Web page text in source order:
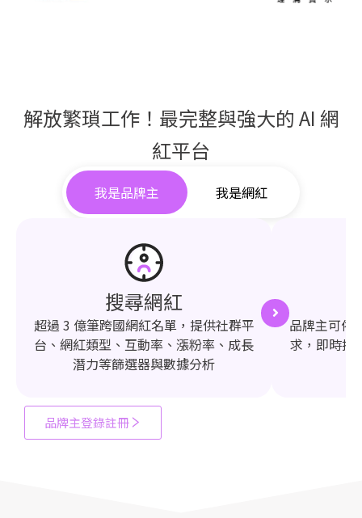
解放繁瑣工作！最完整與強大的 AI 網
紅平台
我是品牌主 我是網紅
搜尋網紅
超過 3 億筆跨國網紅名單，提供社群平
台、網紅類型、互動率、漲粉率、成長
潛力等篩選器與數據分析
品牌主可依
求，即時推
品牌主登錄註冊